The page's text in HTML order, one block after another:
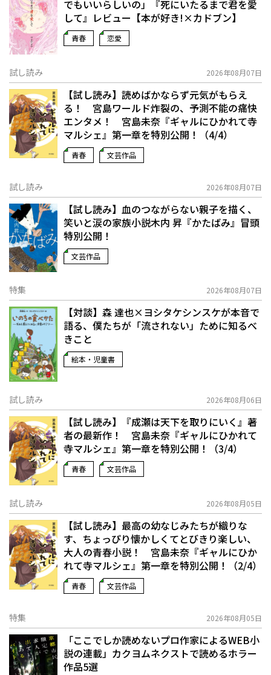
でもいいらしいの」――『死にいたるまで君を愛
して』レビュー【本が好き!×カドブン】
青春 恋愛
試し読み 2026年08月07日
【試し読み】読めばかならず元気がもらえ
る！ 宮島ワールド炸裂の、予測不能の痛快
エンタメ！ 宮島未奈『ギャルにひかれて寺
マルシェ』第一章を特別公開！（4/4）
青春 文芸作品
試し読み 2026年08月07日
【試し読み】血のつながらない親子を描く、
笑いと涙の家族小説――木内 昇『かたばみ』冒頭
特別公開！
文芸作品
特集 2026年08月07日
【対談】森 達也×ヨシタケシンスケが本音で
語る、僕たちが「流されない」ために知るべ
きこと
絵本・児童書
試し読み 2026年08月06日
【試し読み】『成瀬は天下を取りにいく』著
者の最新作！ 宮島未奈『ギャルにひかれて
寺マルシェ』第一章を特別公開！（3/4）
青春 文芸作品
試し読み 2026年08月05日
【試し読み】最高の幼なじみたちが織りな
す、ちょっぴり懐かしくてとびきり楽しい、
大人の青春小説！ 宮島未奈『ギャルにひか
れて寺マルシェ』第一章を特別公開！（2/4）
青春 文芸作品
特集 2026年08月05日
「ここでしか読めないプロ作家によるWEB小
説の連載」――カクヨムネクストで読めるホラー
作品5選